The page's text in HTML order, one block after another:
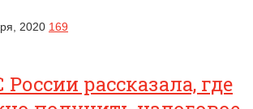
2020 169
рассказала, где